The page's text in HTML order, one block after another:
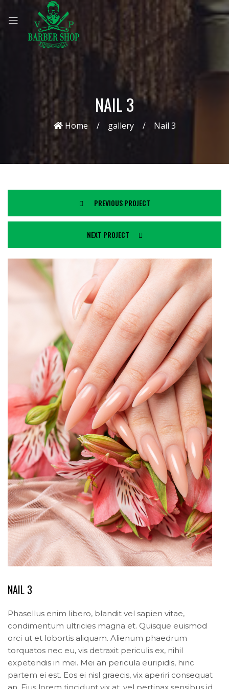
NAIL 3
Home gallery Nail 3
PREVIOUS PROJECT
NEXT PROJECT
NAIL 3
Phasellus enim libero, blandit vel sapien vitae,
condimentum ultricies magna et. Quisque euismod
orci ut et lobortis aliquam. Alienum phaedrum
torquatos nec eu, vis detraxit periculis ex, nihil
expetendis in mei. Mei an pericula euripidis, hinc
partem ei est. Eos ei nisl graecis, vix aperiri consequat